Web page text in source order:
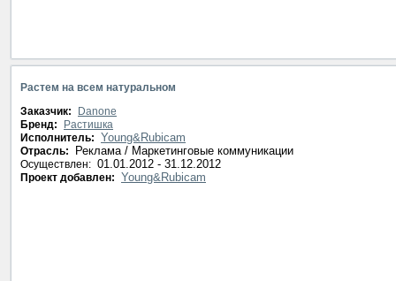
Растем на всем натуральном
Заказчик:
Danone
Бренд:
Растишка
Исполнитель: Young&Rubicam
Отрасль: Реклама / Маркетинговые коммуникации
Осуществлен: 01.01.2012 - 31.12.2012
Проект добавлен: Young&Rubicam